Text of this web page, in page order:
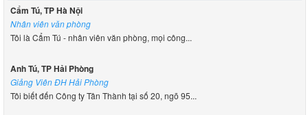
Cẩm Tú, TP Hà Nội
Nhân viên văn phòng
Tôi là Cẩm Tú - nhân viên văn phòng, mọi công...
Anh Tú, TP Hải Phòng
Giảng Viên ĐH Hải Phòng
Tôi biết đến Công ty Tân Thành tại số 20, ngõ 95...